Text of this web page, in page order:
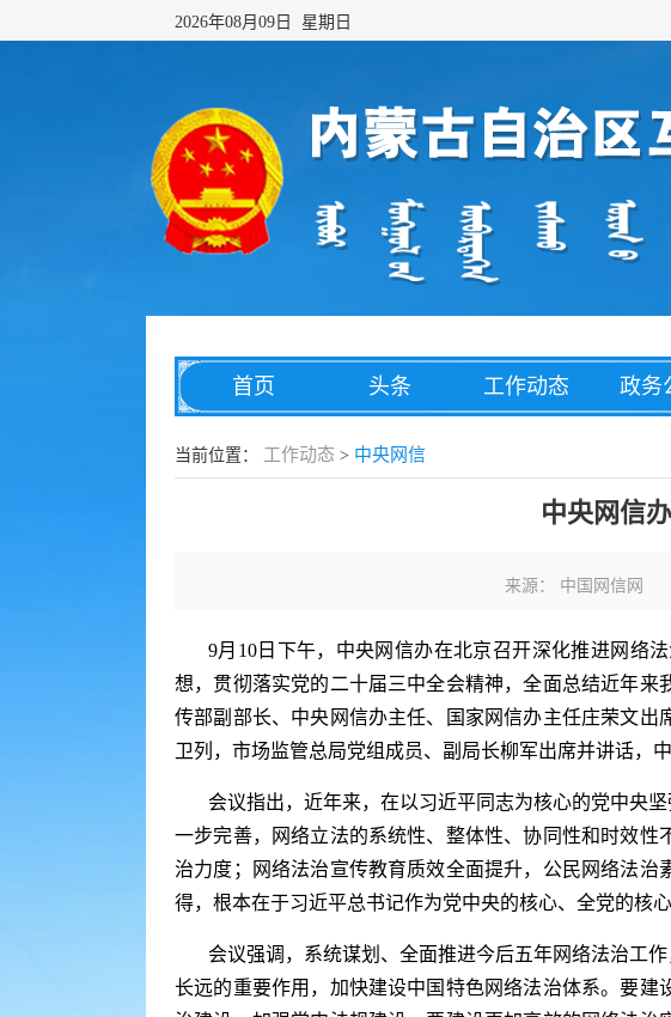
2026年08月09日 星期日
首页 头条 工作动态 政务
网络传播 综合治理
当前位置： 工作动态 > 中央网信
中央网信
来源： 中国网信网
9月10日下午，中央网信办在北京召开深化推进网络
想，贯彻落实党的二十届三中全会精神，全面总结近年
传部副部长、中央网信办主任、国家网信办主任庄荣文
卫列，市场监管总局党组成员、副局长柳军出席并讲话，
会议指出，近年来，在以习近平同志为核心的党中央
一步完善，网络立法的系统性、整体性、协同性和时效
治力度；网络法治宣传教育质效全面提升，公民网络法
得，根本在于习近平总书记作为党中央的核心、全党的核
会议强调，系统谋划、全面推进今后五年网络法治工
长远的重要作用，加快建设中国特色网络法治体系。要